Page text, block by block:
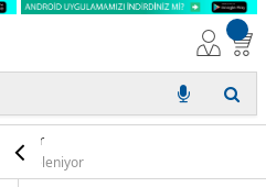
listeleniyor